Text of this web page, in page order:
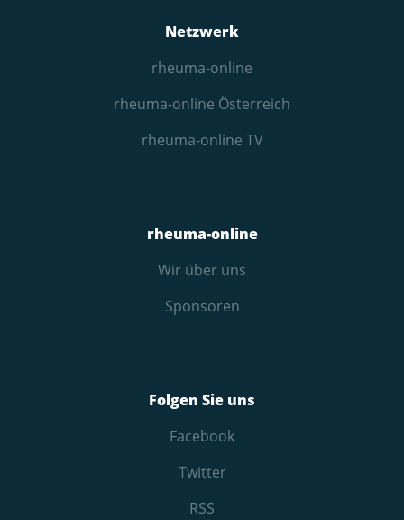
Netzwerk
rheuma-online
rheuma-online Österreich
rheuma-online TV
rheuma-online
Wir über uns
Sponsoren
Folgen Sie uns
Facebook
Twitter
RSS